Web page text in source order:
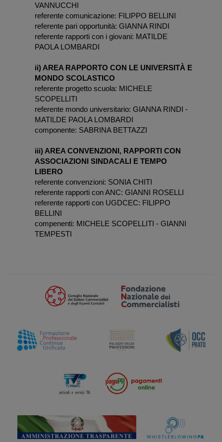
VANNUCCHI
referente comunicazione: FILIPPO BELLINI
referente pari opportunità: GIANNA RINDI
referente rapporti con i giovani: MATILDE
PAOLA LOMBARDI
ii) AREA RAPPORTO CON LE UNIVERSITÀ E
MONDO SCOLASTICO
referente progetto scuola: MICHELE
SCOPELLITI
referente mondo universitario: GIANNA RINDI -
MATILDE PAOLA LOMBARDI
componente: SABRINA BETTAZZI
iii) AREA CONVENZIONI, RAPPORTI CON
ASSOCIAZIONI SINDACALI E TEMPO
LIBERO
referente convenzioni: SONIA CHITI
referente rapporti con ANC: GIANNI ROSELLI
referente rapporti con UGDCEC: FILIPPO
BELLINI
compenenti: MICHELE SCOPELLITI - GIANNI
TEMPESTI